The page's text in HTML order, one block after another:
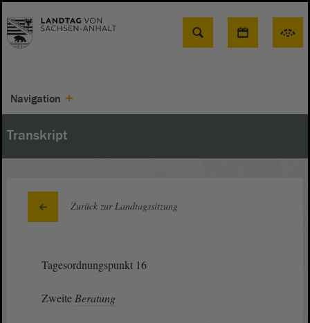
Suche
Navigation
Transkript
Zurück zur Landtagssitzung
Tagesordnungspunkt 16
Zweite Beratung